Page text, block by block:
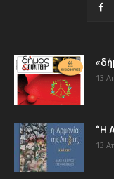
13
“Η
13